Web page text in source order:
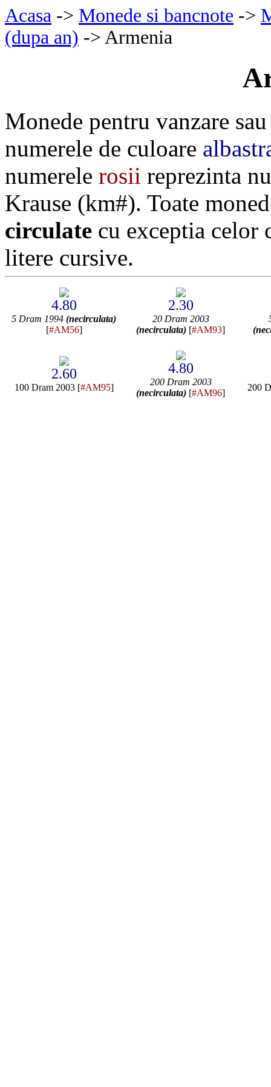
Acasa -> Monede si bancnote ->
(dupa an) -> Armenia
Monede pentru vanzare
numerele de culoare
numerele rosii reprezinta
Krause (km#). Toate
circulate cu exceptia celor
litere cursive.
4.80
5 Dram 1994 (necirculata)
[#AM56]
2.30
20 Dram 2003
(necirculata) [#AM93]
2.60
100 Dram 2003 [#AM95]
4.80
200 Dram 2003
(necirculata) [#AM96]
200